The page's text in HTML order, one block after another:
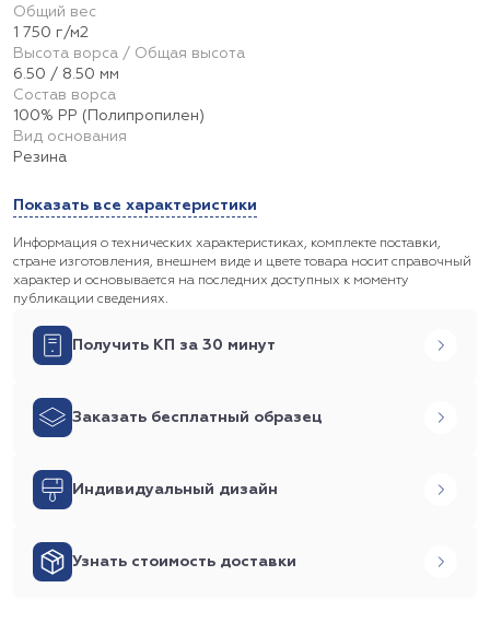
Общий вес
1 750 г/м2
Высота ворса / Общая высота
6.50 / 8.50 мм
Состав ворса
100% PP (Полипропилен)
Вид основания
Резина
Показать все характеристики
Информация о технических характеристиках, комплекте поставки,
стране изготовления, внешнем виде и цвете товара носит справочный
характер и основывается на последних доступных к моменту
публикации сведениях.
Получить КП за 30 минут
Заказать бесплатный образец
Индивидуальный дизайн
Узнать стоимость доставки